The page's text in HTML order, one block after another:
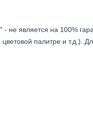
не является на 100%
палитре и т.д.).